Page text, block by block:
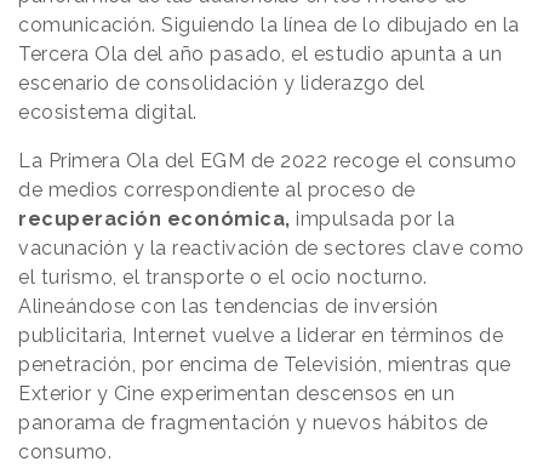
comunicación. Siguiendo la línea de lo dibujado en la
Tercera Ola del año pasado, el estudio apunta a un
escenario de consolidación y liderazgo del
ecosistema digital.
La Primera Ola del EGM de 2022 recoge el consumo
de medios correspondiente al proceso de
recuperación económica, impulsada por la
vacunación y la reactivación de sectores clave como
el turismo, el transporte o el ocio nocturno.
Alineándose con las tendencias de inversión
publicitaria, Internet vuelve a liderar en términos de
penetración, por encima de Televisión, mientras que
Exterior y Cine experimentan descensos en un
panorama de fragmentación y nuevos hábitos de
consumo.